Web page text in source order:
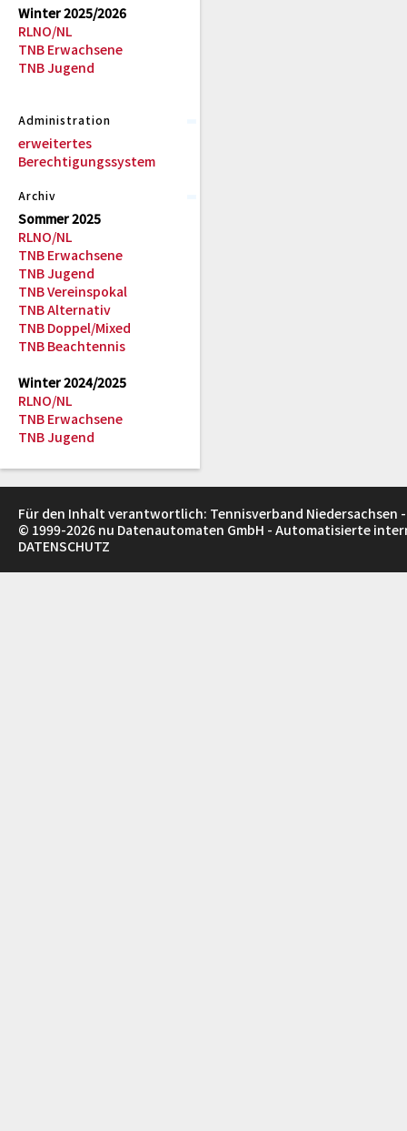
Winter 2025/2026
RLNO/NL
TNB Erwachsene
TNB Jugend
Administration
erweitertes
Berechtigungssystem
Archiv
Sommer 2025
RLNO/NL
TNB Erwachsene
TNB Jugend
TNB Vereinspokal
TNB Alternativ
TNB Doppel/Mixed
TNB Beachtennis
Winter 2024/2025
RLNO/NL
TNB Erwachsene
TNB Jugend
Für den Inhalt verantwortlich: Tennisverband Niedersachsen -
© 1999-2026 nu Datenautomaten GmbH - Automatisierte
DATENSCHUTZ